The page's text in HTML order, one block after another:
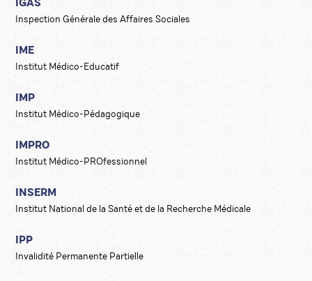
IGAS
Inspection Générale des Affaires Sociales
IME
Institut Médico-Educatif
IMP
Institut Médico-Pédagogique
IMPRO
Institut Médico-PROfessionnel
INSERM
Institut National de la Santé et de la Recherche Médicale
IPP
Invalidité Permanente Partielle